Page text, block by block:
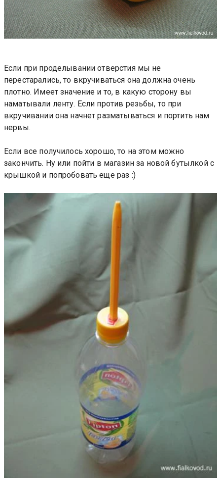
Если при проделывании отверстия мы не
перестарались, то вкручиваться она должна очень
плотно. Имеет значение и то, в какую сторону вы
наматывали ленту. Если против резьбы, то при
вкручивании она начнет разматываться и портить нам
нервы.
Если все получилось хорошо, то на этом можно
закончить. Ну или пойти в магазин за новой бутылкой с
крышкой и попробовать еще раз :)